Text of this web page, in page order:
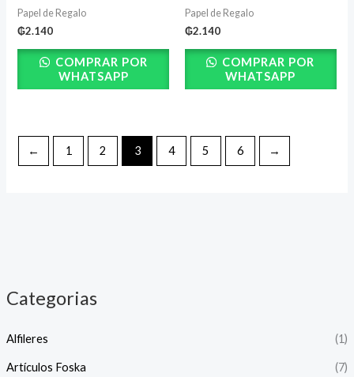
Categorias
Alfileres (1)
Artículos Foska (7)
Papel de Regalo
₲2.140
COMPRAR POR
WHATSAPP
Papel de Regalo
₲2.140
COMPRAR POR
WHATSAPP
← 1 2 3 4 5 6 →